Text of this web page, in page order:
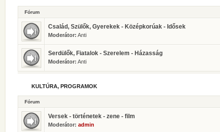
Fórum
Család, Szülők, Gyerekek - Középkorúak - Idősek
Moderátor: Anti
Serdülők, Fiatalok - Szerelem - Házasság
Moderátor: Anti
KULTÚRA, PROGRAMOK
Fórum
Versek - történetek - zene - film
Moderátor: admin